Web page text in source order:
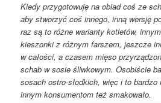
Kiedy przygotowuję na obiad coś ze
aby stworzyć coś innego, inną wersję
raz są to różne warianty kotletów,
kieszonki z różnym farszem, jeszcze
w całości, a czasem mięso
schab w sosie śliwkowym. Osobiście
sosach ostro-słodkich, więc i to
innym konsumentom też smakowało.